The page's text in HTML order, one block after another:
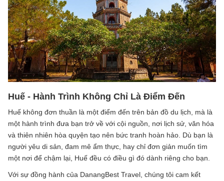
Huế - Hành Trình Không Chỉ Là Điểm Đến
Huế không đơn thuần là một điểm đến trên bản đồ du lịch, mà là
một hành trình đưa bạn trở về với cội nguồn, nơi lịch sử, văn hóa
và thiên nhiên hòa quyện tạo nên bức tranh hoàn hảo. Dù bạn là
người yêu di sản, đam mê ẩm thực, hay chỉ đơn giản muốn tìm
một nơi để chậm lại, Huế đều có điều gì đó dành riêng cho bạn.
Với sự đồng hành của DanangBest Travel, chúng tôi cam kết